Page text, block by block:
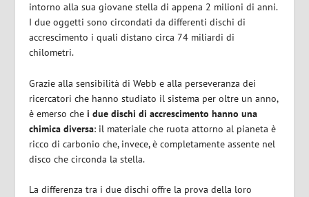
intorno alla sua giovane stella di appena 2 milioni di anni.
I due oggetti sono circondati da differenti dischi di
accrescimento i quali distano circa 74 miliardi di
chilometri.
Grazie alla sensibilità di Webb e alla perseveranza dei
ricercatori che hanno studiato il sistema per oltre un anno,
è emerso chei due dischi di accrescimento hanno una
chimica diversa: il materiale che ruota attorno al pianeta è
ricco di carbonio che, invece, è completamente assente nel
disco che circonda la stella.
La differenza tra i due dischi offre la prova della loro